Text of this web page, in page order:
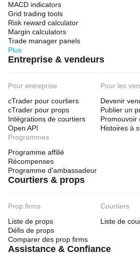
MACD indicators
Grid trading tools
Risk reward calculator
Margin calculators
Trade manager panels
Plus
Entreprise & vendeurs
Pour entreprise
cTrader pour courtiers
cTrader pour props
Intégrations de courtiers
Open API
Pour les
Devenir
Publier un
Promouvoir
Histoires à
Programmes
Programme affilié
Récompenses
Programme d'ambassadeur
Courtiers & props
Prop firms
Liste de props
Défis de props
Comparer des prop firms
Courtiers
Liste de
Assistance & Confiance